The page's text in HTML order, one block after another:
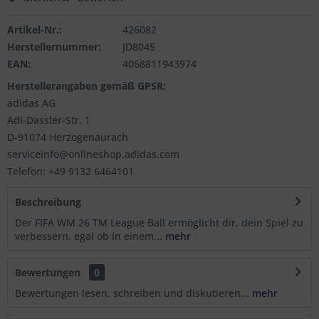
Artikel-Nr.:
426082
Herstellernummer:
JD8045
EAN:
4068811943974
Herstellerangaben gemäß GPSR:
adidas AG
Adi-Dassler-Str. 1
D-91074 Herzogenaurach
serviceinfo@onlineshop.adidas.com
Telefon: +49 9132 6464101
Beschreibung
Der FIFA WM 26 TM League Ball ermöglicht dir, dein Spiel zu
verbessern, egal ob in einem... mehr
Bewertungen
0
Bewertungen lesen, schreiben und diskutieren... mehr